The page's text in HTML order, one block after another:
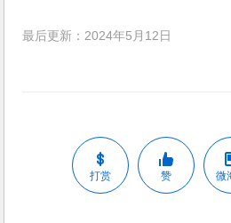
最后更新：2024年5月12日
打赏 赞 微